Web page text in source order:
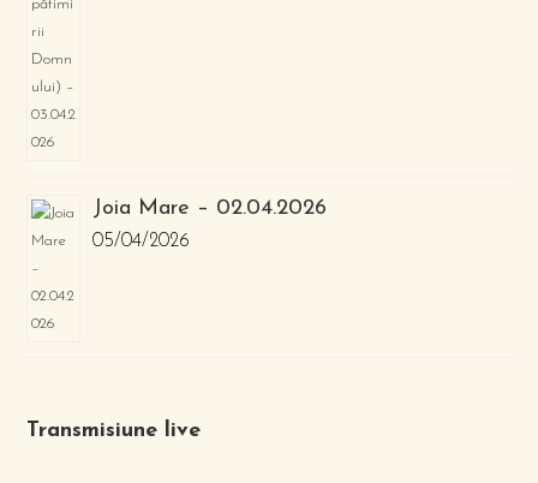
Joia Mare – 02.04.2026
05/04/2026
Transmisiune live